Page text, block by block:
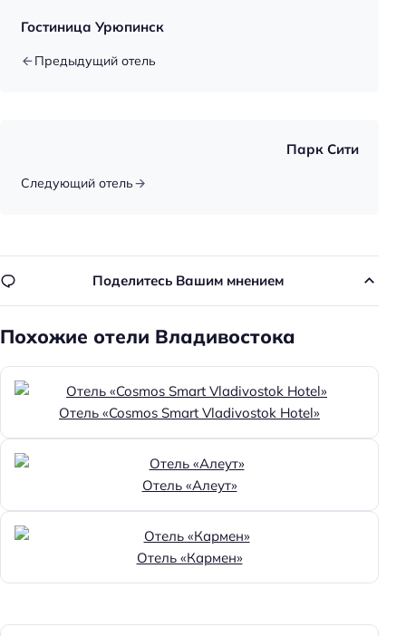
Главное
Wi-fi
Гостиница Урюпинск
Предыдущий отель
Парк Сити
Следующий отель
Поделитесь Вашим мнением
Похожие отели Владивостока
Отель «Cosmos Smart Vladivostok Hotel»
Отель «Алеут»
Отель «Кармен»